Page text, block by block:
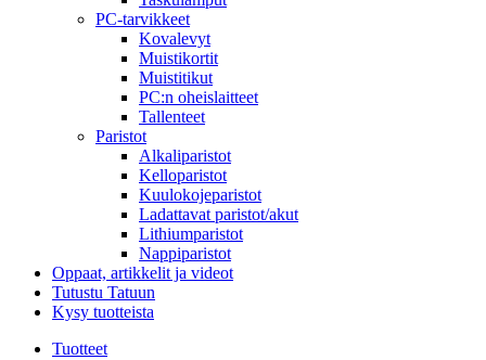
PC-tarvikkeet
Kovalevyt
Muistikortit
Muistitikut
PC:n oheislaitteet
Tallenteet
Paristot
Alkaliparistot
Kelloparistot
Kuulokojeparistot
Ladattavat paristot/akut
Lithiumparistot
Nappiparistot
Oppaat, artikkelit ja videot
Tutustu Tatuun
Kysy tuotteista
Tuotteet